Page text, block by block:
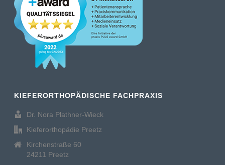
KIEFERORTHOPÄDISCHE FACHPRAXIS
Dr. Nora Plathner-Wieck
Kieferorthopädie Preetz
Kirchenstraße 60
24211 Preetz